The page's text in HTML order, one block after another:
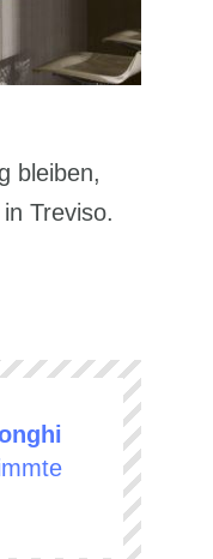
bleiben,
Treviso.